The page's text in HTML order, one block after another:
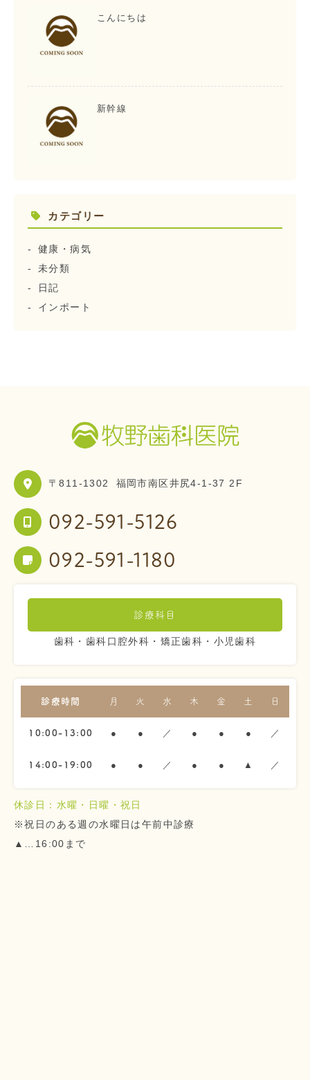
こんにちは
新幹線
カテゴリー
健康・病気
未分類
日記
インポート
〒811-1302 福岡市南区井尻4-1-37 2F
092-591-5126
092-591-1180
診療科目
歯科・歯科口腔外科・矯正歯科・小児歯科
診療時間 月 火 水 木 金 土 日
10:00-13:00 ● ● ／ ● ● ● ／
14:00-19:00 ● ● ／ ● ● ▲ ／
休診日：水曜・日曜・祝日
※祝日のある週の水曜日は午前中診療
▲…16:00まで